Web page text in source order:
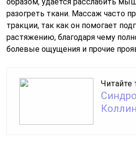
разогреть ткани. Массаж часто
тракции, так как он помогает
растяжению, благодаря чему
болевые ощущения и прочие
Читайте